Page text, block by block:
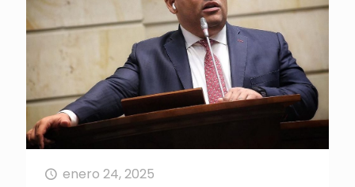
enero 24, 2025